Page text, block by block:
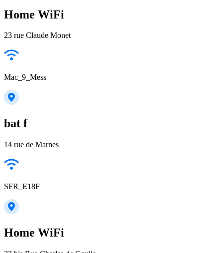
Home WiFi
23 rue Claude Monet
Mac_9_Mess
bat f
14 rue de Marnes
SFR_E18F
Home WiFi